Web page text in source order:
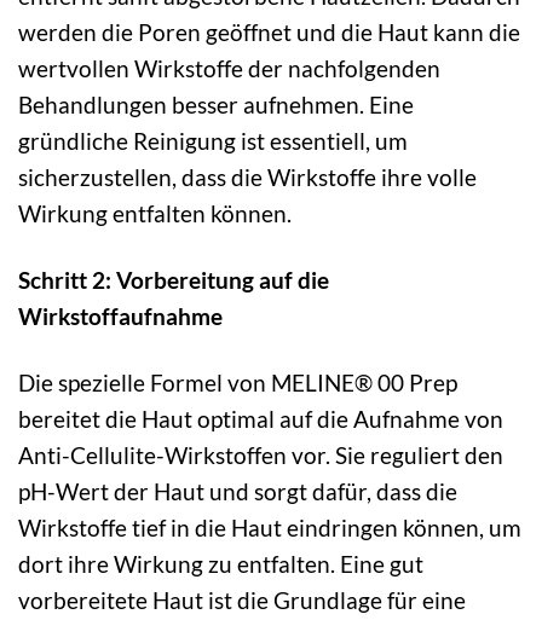
werden die Poren geöffnet und die Haut kann die
wertvollen Wirkstoffe der nachfolgenden
Behandlungen besser aufnehmen. Eine
gründliche Reinigung ist essentiell, um
sicherzustellen, dass die Wirkstoffe ihre volle
Wirkung entfalten können.
Schritt 2: Vorbereitung auf die
Wirkstoffaufnahme
Die spezielle Formel von MELINE® 00 Prep
bereitet die Haut optimal auf die Aufnahme von
Anti-Cellulite-Wirkstoffen vor. Sie reguliert den
pH-Wert der Haut und sorgt dafür, dass die
Wirkstoffe tief in die Haut eindringen können, um
dort ihre Wirkung zu entfalten. Eine gut
vorbereitete Haut ist die Grundlage für eine